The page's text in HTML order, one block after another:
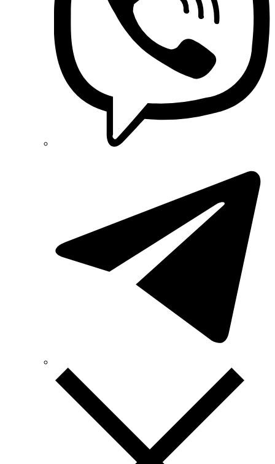
Pro'sKit (Тайвань)
PYLONTECH (Китай)
Radpol (Польща)
Raut (Україна)
Reliance (Україна)
REM POWER (Словенія)
Schneider-Electric (Франція)
Smart-MAIC
Technoelectric (Італія)
Technosystems (Україна)
TEKPAN (Туреччина)
TeleTec (Україна)
Vargo (Україна)
Vector VS
Vimar (Італія)
Volter (Україна)
Volterm (Україна)
Wago (Німеччина)